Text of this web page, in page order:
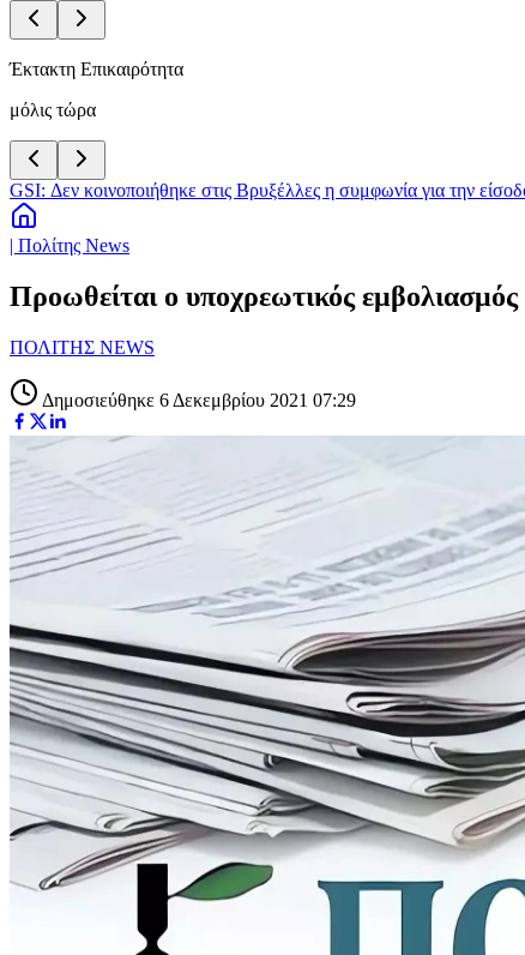
Έκτακτη Επικαιρότητα
μόλις τώρα
GSI: Δεν κοινοποιήθηκε στις Βρυξέλλες η συμφωνία για την
| Πολίτης News
Προωθείται ο υποχρεωτικός
ΠΟΛΙΤΗΣ NEWS
Δημοσιεύθηκε 6 Δεκεμβρίου 2021 07:29